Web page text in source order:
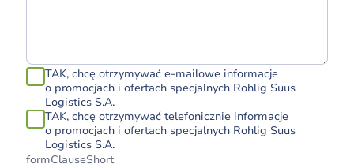
TAK, chcę otrzymywać e-mailowe informacje
o promocjach i ofertach specjalnych Rohlig Suus
Logistics S.A.
TAK, chcę otrzymywać telefonicznie informacje
o promocjach i ofertach specjalnych Rohlig Suus
Logistics S.A.
formClauseShort